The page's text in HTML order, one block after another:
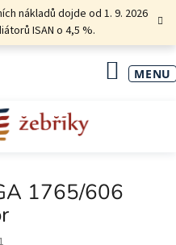
nákladů dojde od 1. 9. 2026
ISAN o 4,5 %.
1765/606